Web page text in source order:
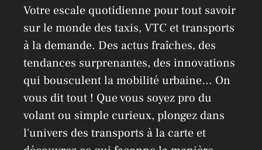
Votre escale quotidienne pour tout savoir
sur le monde des taxis, VTC et transports
à la demande. Des actus fraîches, des
tendances surprenantes, des innovations
qui bousculent la mobilité urbaine… On
vous dit tout ! Que vous soyez pro du
volant ou simple curieux, plongez dans
l'univers des transports à la carte et